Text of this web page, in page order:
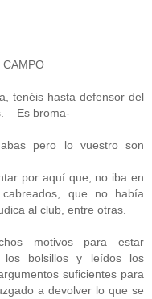
CAMPO
tenéis hasta defensor del
– Es broma-
pero lo vuestro son
por aquí que, no iba en
que no había
al club, entre otras.
motivos para estar
los bolsillos y leídos los
suficientes para
a devolver lo que se